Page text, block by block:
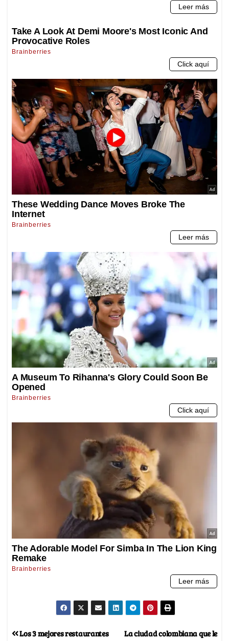
La ciudad colombiana que le
Los 3 mejores restaurantes